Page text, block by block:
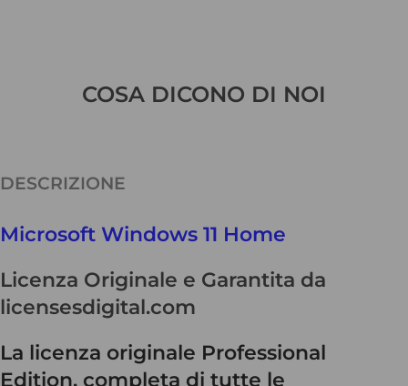
COSA DICONO DI NOI
DESCRIZIONE
Microsoft Windows 11 Home
Licenza Originale e Garantita da
licensesdigital.com
La licenza originale Professional
Edition, completa di tutte le